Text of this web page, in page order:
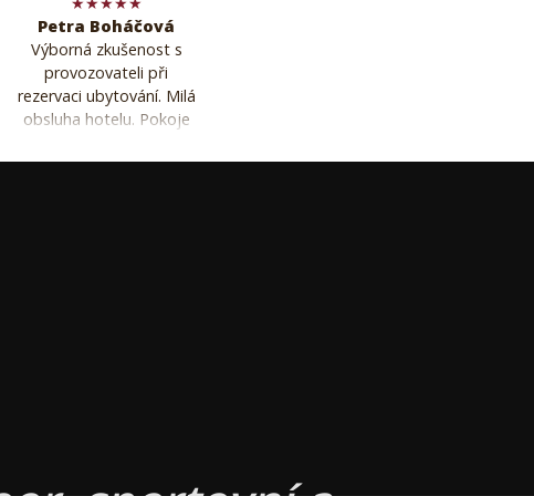
Petra Boháčová
Výborná zkušenost s
provozovateli při
rezervaci ubytování. Milá
obsluha hotelu. Pokoje
pořádku. Snídaně v ceně